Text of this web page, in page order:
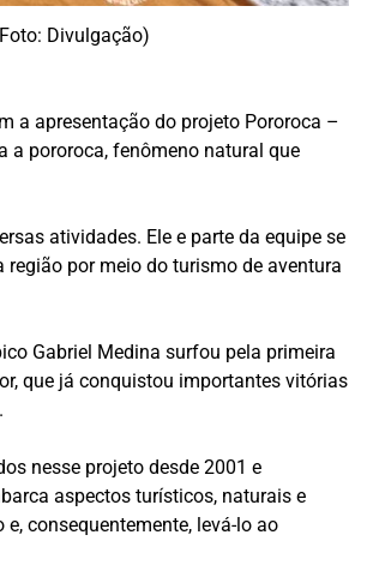
Divulgação)
a apresentação do projeto Pororoca –
a pororoca, fenômeno natural que
atividades. Ele e parte da equipe se
por meio do turismo de aventura
Gabriel Medina surfou pela primeira
que já conquistou importantes vitórias
nesse projeto desde 2001 e
aspectos turísticos, naturais e
consequentemente, levá-lo ao